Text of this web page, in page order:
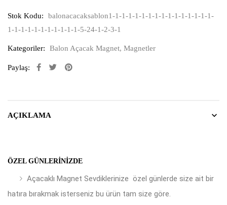
Stok Kodu:
balonacacaksablon1-1-1-1-1-1-1-1-1-1-1-1-1-1-1-1-
1-1-1-1-1-1-1-1-1-1-1-5-24-1-2-3-1
Kategoriler: Balon Açacak Magnet, Magnetler
Paylaş:
AÇIKLAMA
ÖZEL GÜNLERINIZDE
Açacaklı Magnet Sevdiklerinize özel günlerde size ait bir
hatıra bırakmak isterseniz bu ürün tam size göre.